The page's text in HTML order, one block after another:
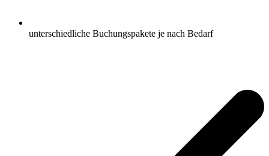
unterschiedliche Buchungspakete je nach Bedarf